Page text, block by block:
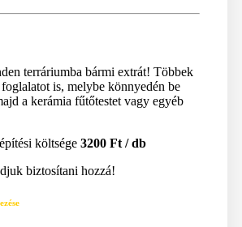
terráriumba bármi extrát! Többek
is, melybe könnyedén be
a kerámia fűtőtestet vagy egyéb
költsége 3200 Ft / db
biztosítani hozzá!